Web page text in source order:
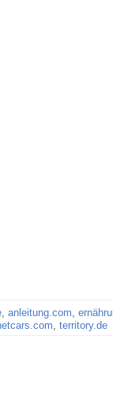
, anleitung.com,
, territory.de